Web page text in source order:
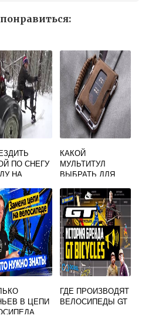
ПО СНЕГУ
НА
КАКОЙ
МУЛЬТИТУЛ
ВЫБРАТЬ ДЛЯ
В ЦЕПИ
ГДЕ ПРОИЗВОДЯТ
ВЕЛОСИПЕДЫ GT